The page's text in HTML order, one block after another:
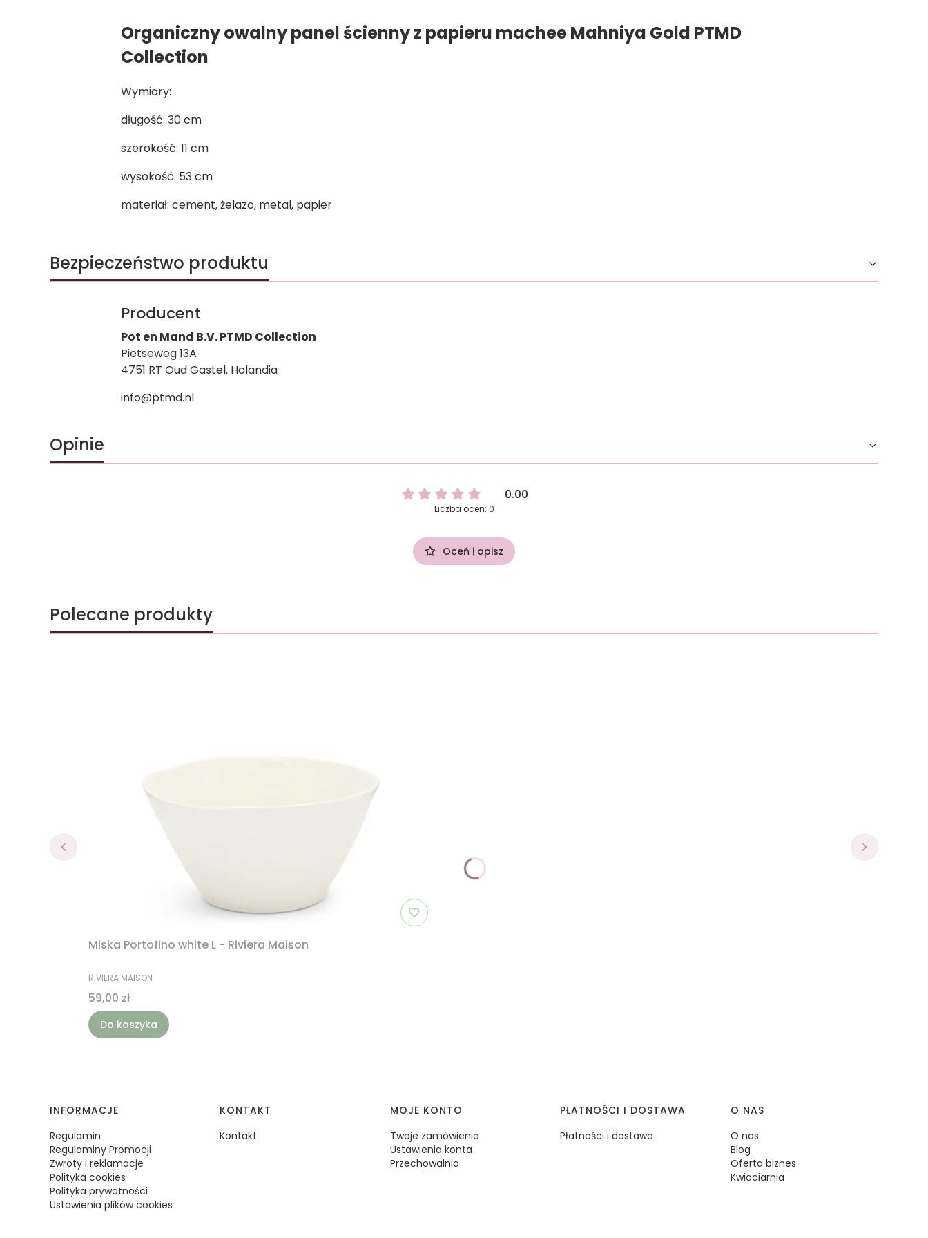
Organiczny owalny panel ścienny z papieru machee Mahniya Gold PTMD
Collection
Wymiary:
długość: 30 cm
szerokość: 11 cm
wysokość: 53 cm
materiał: cement, żelazo, metal, papier
Bezpieczeństwo produktu
Producent
Pot en Mand B.V. PTMD Collection
Pietseweg 13A
4751 RT Oud Gastel, Holandia
info@ptmd.nl
Opinie
0.00
Liczba ocen: 0
Oceń i opisz
Polecane produkty
Miska Portofino white L - Riviera Maison
PRODUCENT
RIVIERA MAISON
Cena
59,00 zł
Do koszyka
Linki w stopce
INFORMACJE
Regulamin
Regulaminy Promocji
Zwroty i reklamacje
Polityka cookies
Polityka prywatności
Ustawienia plików cookies
KONTAKT
Kontakt
MOJE KONTO
Twoje zamówienia
Ustawienia konta
Przechowalnia
PŁATNOŚCI I DOSTAWA
Płatności i dostawa
O NAS
O nas
Blog
Oferta biznes
Kwiaciarnia